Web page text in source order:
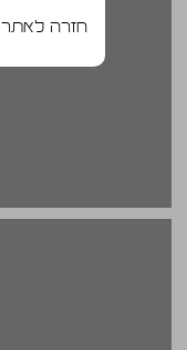
חזרה לאתר